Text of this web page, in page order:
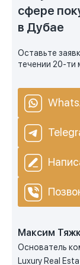
сфере
в Дубае
Оставьте
течении 20-ти
Максим
Основатель
Luxury Real